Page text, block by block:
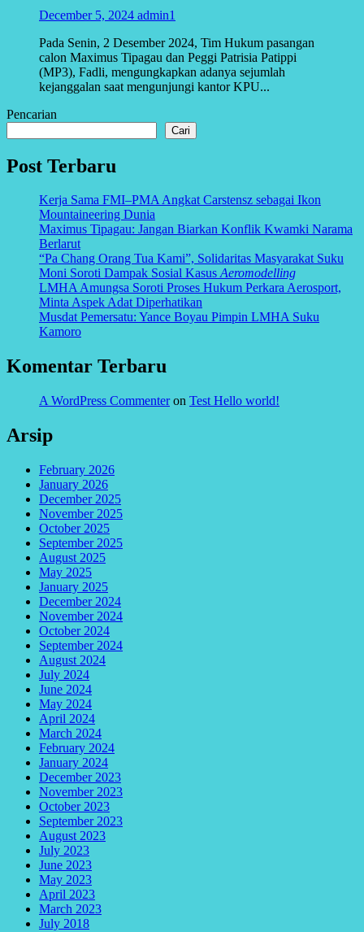
December 5, 2024 admin1
Pada Senin, 2 Desember 2024, Tim Hukum pasangan
calon Maximus Tipagau dan Peggi Patrisia Patippi
(MP3), Fadli, mengungkapkan adanya sejumlah
kejanggalan saat mengunjungi kantor KPU...
Pencarian
Cari
Post Terbaru
Kerja Sama FMI–PMA Angkat Carstensz sebagai Ikon
Mountaineering Dunia
Maximus Tipagau: Jangan Biarkan Konflik Kwamki Narama
Berlarut
“Pa Chang Orang Tua Kami”, Solidaritas Masyarakat Suku
Moni Soroti Dampak Sosial KasusAeromodelling
LMHA Amungsa Soroti Proses Hukum Perkara Aerosport,
Minta Aspek Adat Diperhatikan
Musdat Pemersatu: Yance Boyau Pimpin LMHA Suku
Kamoro
Komentar Terbaru
A WordPress Commenteron Test Hello world!
Arsip
February 2026
January 2026
December 2025
November 2025
October 2025
September 2025
August 2025
May 2025
January 2025
December 2024
November 2024
October 2024
September 2024
August 2024
July 2024
June 2024
May 2024
April 2024
March 2024
February 2024
January 2024
December 2023
November 2023
October 2023
September 2023
August 2023
July 2023
June 2023
May 2023
April 2023
March 2023
July 2018